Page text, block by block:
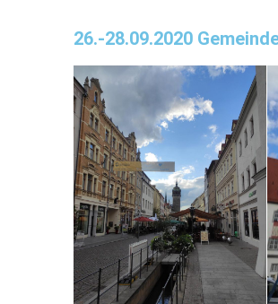
26.-28.09.2020